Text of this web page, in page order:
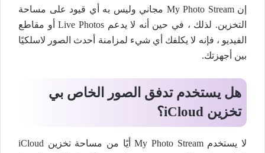
إن My Photo Stream مجاني وليس به أي قيود على مساحة
التخزين. لذلك ، في حين أنه لا يدعم Live Photos أو مقاطع
الفيديو ، فإنه لا يكلفك أي شيء لمزامنة أحدث الصور لاسلكيًا
بين أجهزتك.
هل يستخدم تدفق الصور الخاص بي
تخزين iCloud؟
لا يستخدم My Photo Stream أيًا من مساحة تخزين iCloud